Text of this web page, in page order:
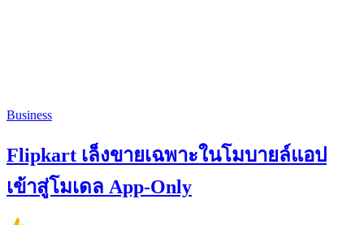
Business
Flipkart เล็งขายเฉพาะในโมบายล์แอป
เข้าสู่โมเดล App-Only